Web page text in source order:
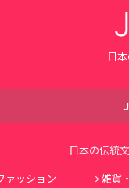
日
日本の伝統
ァッション 雑貨